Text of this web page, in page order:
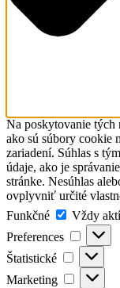
Na poskytovanie tých
ako sú súbory cookie
zariadení. Súhlas s
údaje, ako je
stránke. Nesúhlas
ovplyvniť určité
Funkčné
Funkčné
Vždy
Preferences
Štatistické
Marketing